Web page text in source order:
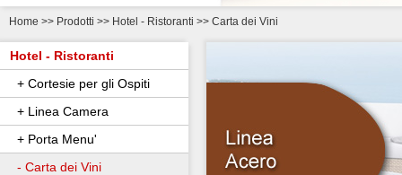
Home >> Prodotti >> Hotel - Ristoranti >> Carta dei Vini
Hotel - Ristoranti
+ Cortesie per gli Ospiti
+ Linea Camera
+ Porta Menu'
- Carta dei Vini